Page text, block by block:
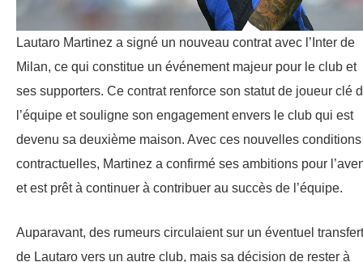
Lautaro Martinez a signé un nouveau contrat avec l’Inter de
Milan, ce qui constitue un événement majeur pour le club et
ses supporters. Ce contrat renforce son statut de joueur clé
l’équipe et souligne son engagement envers le club qui est
devenu sa deuxième maison. Avec ces nouvelles conditions
contractuelles, Martinez a confirmé ses ambitions pour
et est prêt à continuer à contribuer au succès de l’équipe.
Auparavant, des rumeurs circulaient sur un éventuel transfert
de Lautaro vers un autre club, mais sa décision de rester à